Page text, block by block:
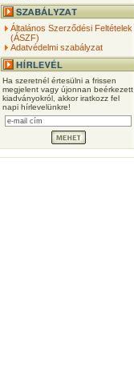
Általános Szerződési Feltételek
(ÁSZF)
Adatvédelmi szabályzat
Ha szeretnél értesülni a frissen
megjelent vagy újonnan beérkezett
kiadványokról, akkor iratkozz fel
napi hírlevelünkre!